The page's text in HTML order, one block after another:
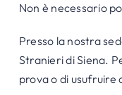
Non è necessario
Presso la nostra
Stranieri di Siena.
prova o di